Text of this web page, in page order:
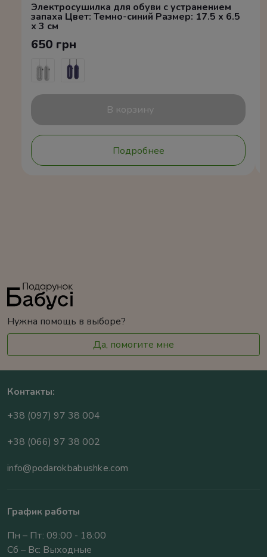
Электросушилка для обуви с устранением
запаха Цвет: Темно-синий Размер: 17.5 x 6.5
x 3 см
650 грн
В корзину
Подробнее
Нужна помощь в выборе?
Да, помогите мне
Контакты:
+38 (097) 97 38 004
+38 (066) 97 38 002
info@podarokbabushke.com
График работы
Пн – Пт: 09:00 - 18:00
Сб – Вс: Выходные